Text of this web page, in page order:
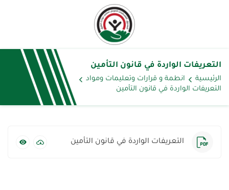
التعريفات الواردة في قانون التأمين
الرئيسية
انطمة و قرارات وتعليمات ومواد
التعريفات الواردة في قانون التأمين
التعريفات الواردة في قانون التأمين